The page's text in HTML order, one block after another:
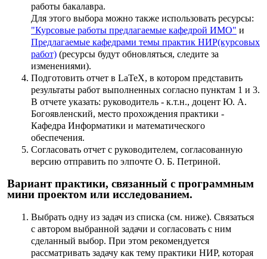
работы бакалавра.
Для этого выбора можно также использовать ресурсы:
"Курсовые работы предлагаемые кафедрой ИМО" и
Предлагаемые кафедрами темы практик НИР(курсовых
работ) (ресурсы будут обновляться, следите за
изменениями).
Подготовить отчет в LaTeX, в котором представить
результаты работ выполненных согласно пунктам 1 и 3.
В отчете указать: руководитель - к.т.н., доцент Ю. А.
Богоявленский, место прохождения практики -
Кафедра Информатики и математического
обеспечения.
Согласовать отчет с руководителем, согласованную
версию отправить по элпочте О. Б. Петриной.
Вариант практики, связанный с программным
мини проектом или исследованием.
Выбрать одну из задач из списка (см. ниже). Связаться
с автором выбранной задачи и согласовать с ним
сделанный выбор. При этом рекомендуется
рассматривать задачу как тему практики НИР, которая